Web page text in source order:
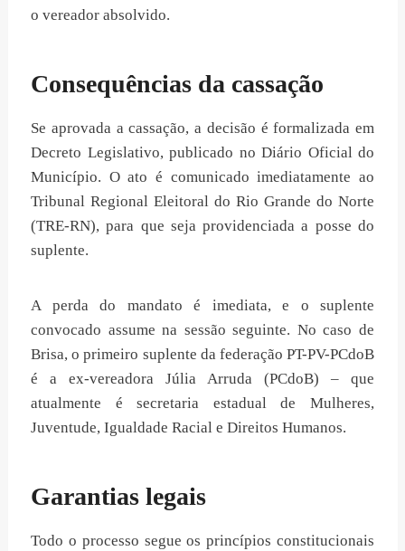
o vereador absolvido.
Consequências da cassação
Se aprovada a cassação, a decisão é formalizada em
Decreto Legislativo, publicado no Diário Oficial do
Município. O ato é comunicado imediatamente ao
Tribunal Regional Eleitoral do Rio Grande do Norte
(TRE-RN), para que seja providenciada a posse do
suplente.
A perda do mandato é imediata, e o suplente
convocado assume na sessão seguinte. No caso de
Brisa, o primeiro suplente da federação PT-PV-PCdoB
é a ex-vereadora Júlia Arruda (PCdoB) – que
atualmente é secretaria estadual de Mulheres,
Juventude, Igualdade Racial e Direitos Humanos.
Garantias legais
Todo o processo segue os princípios constitucionais